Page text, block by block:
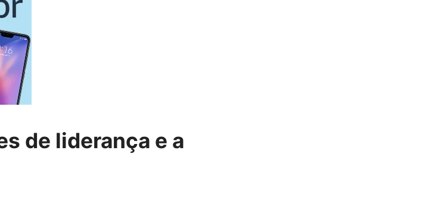
de liderança e a